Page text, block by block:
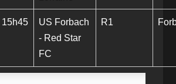
15h45
US Forbach
- Red Star
FC
R1